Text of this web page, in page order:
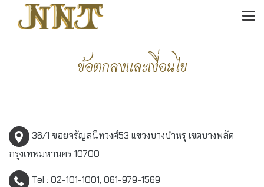
ข้อตกลงและเงื่อนไข
36/1 ซอยจรัญสนิทวงศ์53 แขวงบางบำหรุ เขตบางพลัด
กรุงเทพมหานคร 10700
Tel : 02-101-1001, 061-979-1569